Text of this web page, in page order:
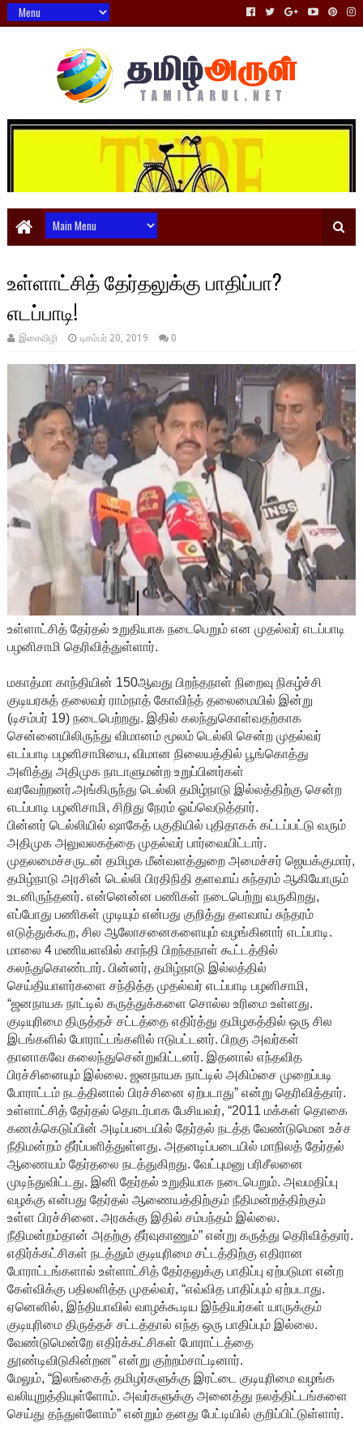
உள்ளாட்சித் தேர்தலுக்கு பாதிப்பா?
எடப்பாடி!
இசைவிழி டிசம்பர் 20, 2019 0
உள்ளாட்சித் தேர்தல் உறுதியாக நடைபெறும் என முதல்வர் எடப்பாடி
பழனிசாமி தெரிவித்துள்ளார்.
மகாத்மா காந்தியின் 150ஆவது பிறந்தநாள் நிறைவு நிகழ்ச்சி
குடியரசுத் தலைவர் ராம்நாத் கோவிந்த் தலைமையில் இன்று
(டிசம்பர் 19) நடைபெற்றது. இதில் கலந்துகொள்வதற்காக
சென்னையிலிருந்து விமானம் மூலம் டெல்லி சென்ற முதல்வர்
எடப்பாடி பழனிசாமியை, விமான நிலையத்தில் பூங்கொத்து
அளித்து அதிமுக நாடாளுமன்ற உறுப்பினர்கள்
வரவேற்றனர்.அங்கிருந்து டெல்லி தமிழ்நாடு இல்லத்திற்கு சென்ற
எடப்பாடி பழனிசாமி, சிறிது நேரம் ஓய்வெடுத்தார்.
பின்னர் டெல்லியில் ஷாகேத் பகுதியில் புதிதாகக் கட்டப்பட்டு வரும்
அதிமுக அலுவலகத்தை முதல்வர் பார்வையிட்டார்.
முதலமைச்சருடன் தமிழக மீன்வளத்துறை அமைச்சர் ஜெயக்குமார்,
தமிழ்நாடு அரசின் டெல்லி பிரதிநிதி தளவாய் சுந்தரம் ஆகியோரும்
உடனிருந்தனர். என்னென்ன பணிகள் நடைபெற்று வருகிறது,
எப்போது பணிகள் முடியும் என்பது குறித்து தளவாய் சுந்தரம்
எடுத்துக்கூற, சில ஆலோசனைகளையும் வழங்கினார் எடப்பாடி.
மாலை 4 மணியளவில் காந்தி பிறந்தநாள் கூட்டத்தில்
கலந்துகொண்டார். பின்னர், தமிழ்நாடு இல்லத்தில்
செய்தியாளர்களை சந்தித்த முதல்வர் எடப்பாடி பழனிசாமி,
“ஜனநாயக நாட்டில் கருத்துக்களை சொல்ல உரிமை உள்ளது.
குடியுரிமை திருத்தச் சட்டத்தை எதிர்த்து தமிழகத்தில் ஒரு சில
இடங்களில் போராட்டங்களில் ஈடுபட்டனர். பிறகு அவர்கள்
தானாகவே கலைந்துசென்றுவிட்டனர். இதனால் எந்தவித
பிரச்சினையும் இல்லை. ஜனநாயக நாட்டில் அகிம்சை முறைப்படி
போராட்டம் நடத்தினால் பிரச்சினை ஏற்படாது” என்று தெரிவித்தார்.
உள்ளாட்சித் தேர்தல் தொடர்பாக பேசியவர், “2011 மக்கள் தொகை
கணக்கெடுப்பின் அடிப்படையில் தேர்தல் நடத்த வேண்டுமென உச்ச
நீதிமன்றம் தீர்ப்பளித்துள்ளது. அதனடிப்படையில் மாநிலத் தேர்தல்
ஆணையம் தேர்தலை நடத்துகிறது. வேட்புமனு பரிசீலனை
முடிந்துவிட்டது. இனி தேர்தல் உறுதியாக நடைபெறும். அவமதிப்பு
வழக்கு என்பது தேர்தல் ஆணையத்திற்கும் நீதிமன்றத்திற்கும்
உள்ள பிரச்சினை. அரசுக்கு இதில் சம்பந்தம் இல்லை.
நீதிமன்றம்தான் அதற்கு தீர்வுகாணும்” என்று கருத்து தெரிவித்தார்.
எதிர்க்கட்சிகள் நடத்தும் குடியுரிமை சட்டத்திற்கு எதிரான
போராட்டங்களால் உள்ளாட்சித் தேர்தலுக்கு பாதிப்பு ஏற்படுமா என்ற
கேள்விக்கு பதிலளித்த முதல்வர், “எவ்வித பாதிப்பும் ஏற்படாது.
ஏனெனில், இந்தியாவில் வாழக்கூடிய இந்தியர்கள் யாருக்கும்
குடியுரிமை திருத்தச் சட்டத்தால் எந்த ஒரு பாதிப்பும் இல்லை.
வேண்டுமென்றே எதிர்க்கட்சிகள் போராட்டத்தை
தூண்டிவிடுகின்றன” என்று குற்றம்சாட்டினார்.
மேலும், “இலங்கைத் தமிழர்களுக்கு இரட்டை குடியுரிமை வழங்க
வலியுறுத்தியுள்ளோம். அவர்களுக்கு அனைத்து நலத்திட்டங்களை
செய்து தந்துள்ளோம்” என்றும் தனது பேட்டியில் குறிப்பிட்டுள்ளார்.